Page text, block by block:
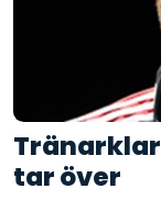
tar över